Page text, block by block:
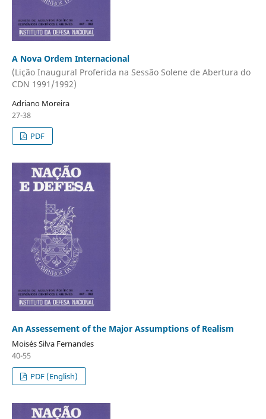
A Nova Ordem Internacional
(Lição Inaugural Proferida na Sessão Solene de Abertura do
CDN 1991/1992)
Adriano Moreira
27-38
PDF
An Assessement of the Major Assumptions of Realism
Moisés Silva Fernandes
40-55
PDF (English)